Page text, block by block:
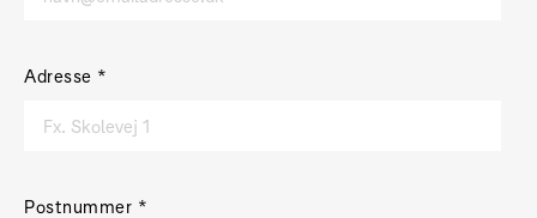
Adresse *
Postnummer *